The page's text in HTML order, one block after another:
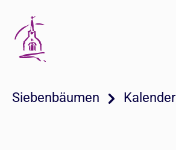
Siebenbäumen Kalender